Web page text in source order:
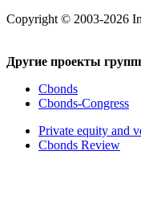
Copyright © 2003-2026
Другие проекты
Cbonds
Cbonds-Congress
Private equity and
Cbonds Review